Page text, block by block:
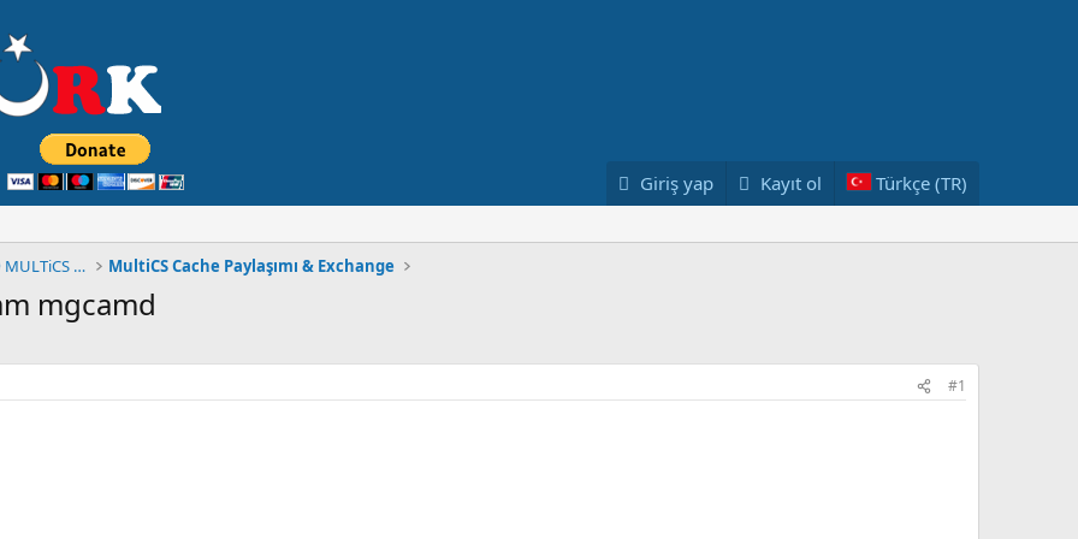
Giriş yap Kayıt ol Türkçe (TR)
◄█▓▒۩۞۩ MuLTiCSTüRK FORUM® MULTiCS BÖLÜMÜ ۩۞░▒▓█ MultiCS Cache Paylaşımı & Exchange
mgcamd
#1